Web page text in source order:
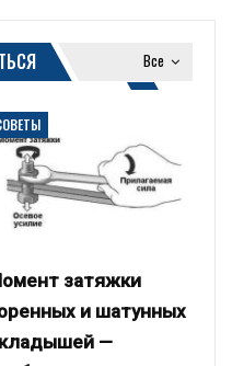
Все
затяжки
и шатунных
—